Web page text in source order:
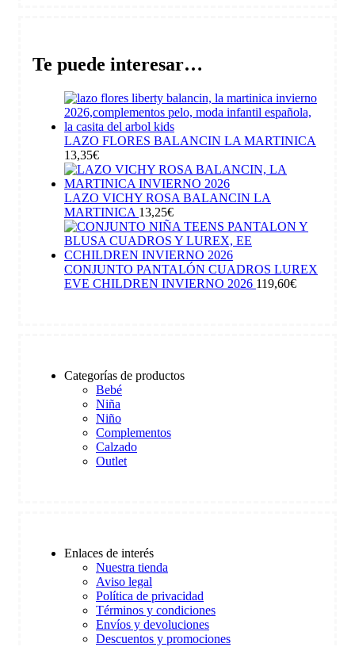
Te puede interesar…
LAZO FLORES BALANCIN LA MARTINICA
13,35€
LAZO VICHY ROSA BALANCIN LA
MARTINICA 13,25€
CONJUNTO PANTALÓN CUADROS LUREX
EVE CHILDREN INVIERNO 2026 119,60€
Categorías de productos
Bebé
Niña
Niño
Complementos
Calzado
Outlet
Enlaces de interés
Nuestra tienda
Aviso legal
Política de privacidad
Términos y condiciones
Envíos y devoluciones
Descuentos y promociones